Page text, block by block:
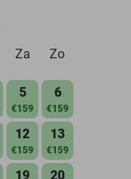
Za Zo
5
€159
6
€159
12
€159
13
€159
19 20